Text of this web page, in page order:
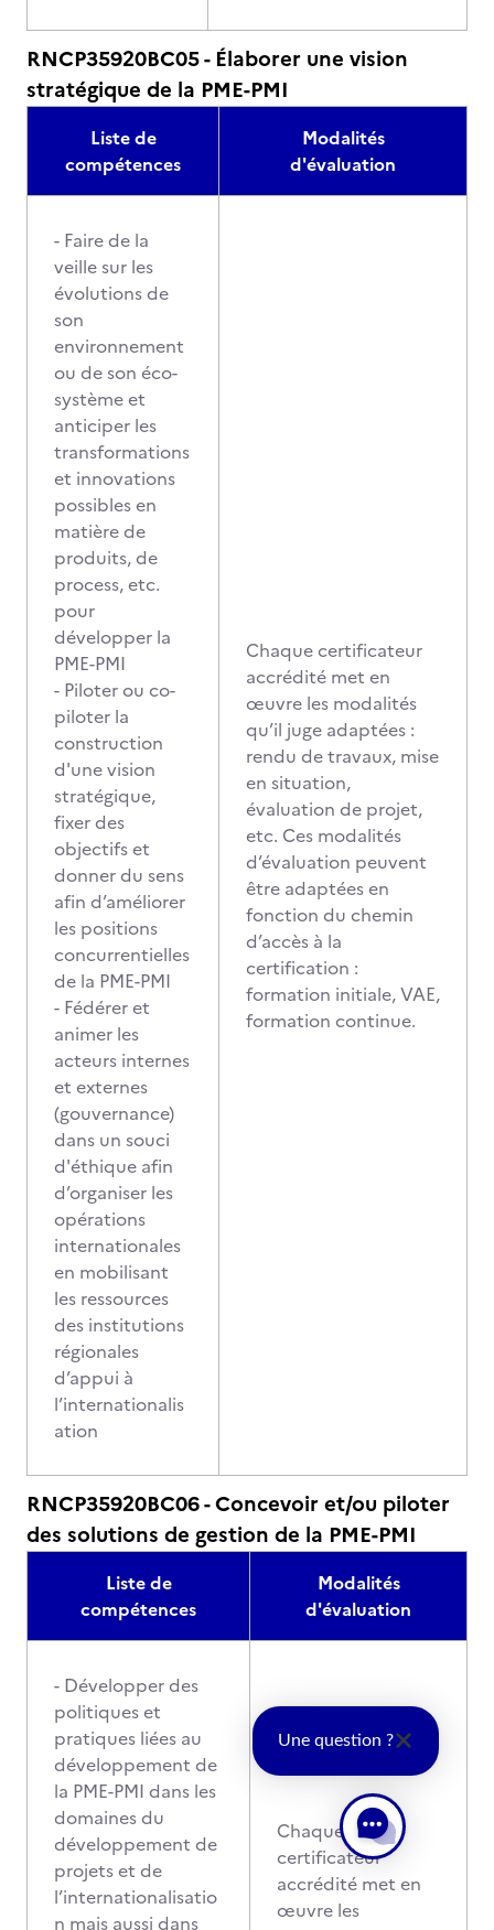
RNCP35920BC05 - Élaborer une vision
stratégique de la PME-PMI
Liste de
compétences
Modalités
d'évaluation
- Faire de la
veille sur les
évolutions de
son
environnement
ou de son éco-
système et
anticiper les
transformations
et innovations
possibles en
matière de
produits, de
process, etc.
pour
développer la
PME-PMI
- Piloter ou co-
piloter la
construction
d'une vision
stratégique,
fixer des
objectifs et
donner du sens
afin d’améliorer
les positions
concurrentielles
de la PME-PMI
- Fédérer et
animer les
acteurs internes
et externes
(gouvernance)
dans un souci
d'éthique afin
d’organiser les
opérations
internationales
en mobilisant
les ressources
des institutions
régionales
d’appui à
l’internationalis
ation
Chaque certificateur
accrédité met en
œuvre les modalités
qu’il juge adaptées :
rendu de travaux, mise
en situation,
évaluation de projet,
etc. Ces modalités
d’évaluation peuvent
être adaptées en
fonction du chemin
d’accès à la
certification :
formation initiale, VAE,
formation continue.
RNCP35920BC06 - Concevoir et/ou piloter
des solutions de gestion de la PME-PMI
Liste de
compétences
Modalités
d'évaluation
- Développer des
politiques et
pratiques liées au
développement de
la PME-PMI dans les
domaines du
développement de
projets et de
l’internationalisatio
n mais aussi dans
Chaque
certificateur
accrédité met en
œuvre les
Une question ?